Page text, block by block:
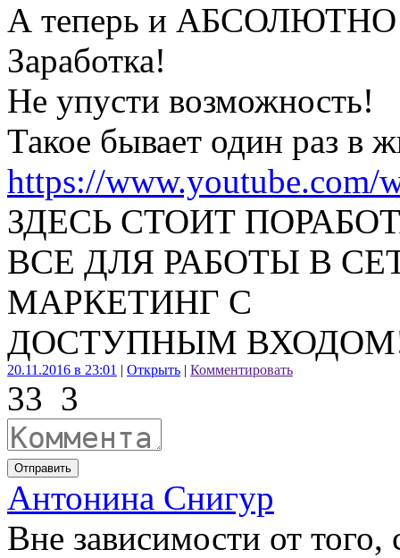
А теперь и
Заработка!
Не упусти возможность!
Такое бывает один раз в
https://www.youtube.com/
ЗДЕСЬ СТОИТ
ВСЕ ДЛЯ РАБОТЫ В
МАРКЕТИНГ С
ДОСТУПНЫМ
20.11.2016 в 23:01 | Открыть | Комментировать
33 3
Отправить
Антонина Снигур
Вне зависимости от того,